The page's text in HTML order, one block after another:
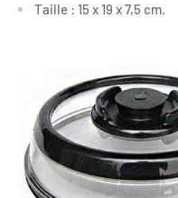
Taille : 15 x 19 x 7,5 cm.